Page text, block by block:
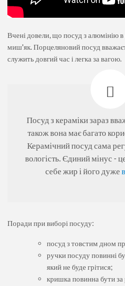
Вчені довели, що посуд з алюмінію в
миш'як. Порцеляновий посуд
служить довгий час і легка за вагою.
Посуд з кераміки зараз
також вона має багато
Керамічний посуд сама
вологість. Єдиний мінус -
себе жир і його дуже
Поради при виборі посуду:
посуд з товстим дном
ручки посуду повинні
який не буде грітися;
кришка повинна бути